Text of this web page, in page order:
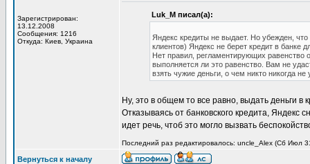
Зарегистрирован:
13.12.2008
Сообщения: 1216
Откуда: Киев, Украина
Luk_M писал(а):
Яндекс кредиты не выдает. Но убежден,
клиентов) Яндекс не берет кредит в банке
Нет правил, регламентирующих равенство
выполняется ли это равенство. Вам не
взять чужие деньги, о чем никто никогда не
Ну, это в общем то все равно, выдать деньги
Отказываясь от банковского кредита, Яндекс
идет речь, чтоб это могло вызвать
Последний раз редактировалось: uncle_Alex (Сб Июл
Вернуться к началу